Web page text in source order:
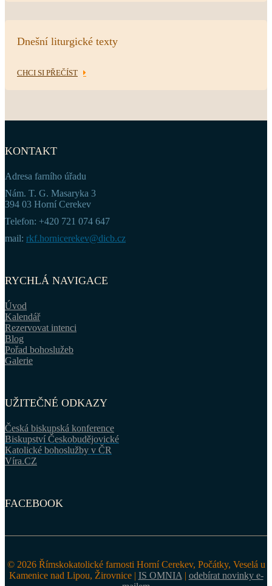
Dnešní liturgické texty
CHCI SI PŘEČÍST
KONTAKT
Adresa farního úřadu
Nám. T. G. Masaryka 3
394 03 Horní Cerekev
Telefon: +420 721 074 647
mail: rkf.hornicerekev@dicb.cz
RYCHLÁ NAVIGACE
Úvod
Kalendář
Rezervovat intenci
Blog
Pořad bohoslužeb
Galerie
UŽITEČNÉ ODKAZY
Česká biskupská konference
Biskupství Českobudějovické
Katolické bohoslužby v ČR
Víra.CZ
FACEBOOK
© 2026 Římskokatolické farnosti Horní Cerekev, Počátky, Veselá u
Kamenice nad Lipou, Žirovnice | IS OMNIA | odebírat novinky e-